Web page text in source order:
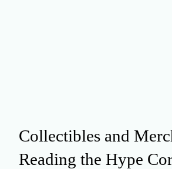
Collectibles and
Reading the Hype